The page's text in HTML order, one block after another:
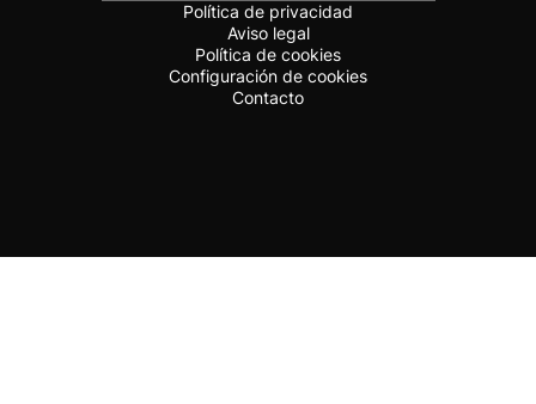
Política de privacidad
Aviso legal
Política de cookies
Configuración de cookies
Contacto